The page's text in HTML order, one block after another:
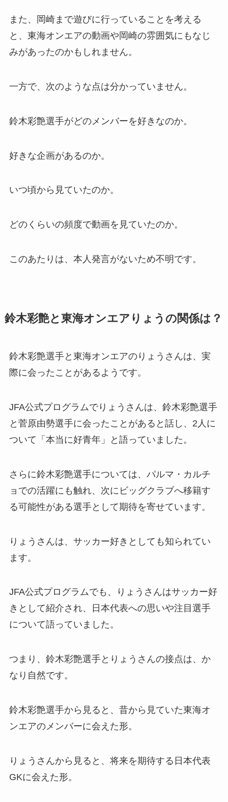
また、岡崎まで遊びに行っていることを考える
と、東海オンエアの動画や岡崎の雰囲気にもなじ
みがあったのかもしれません。
一方で、次のような点は分かっていません。
鈴木彩艶選手がどのメンバーを好きなのか。
好きな企画があるのか。
いつ頃から見ていたのか。
どのくらいの頻度で動画を見ていたのか。
このあたりは、本人発言がないため不明です。
鈴木彩艶と東海オンエアりょうの関係は？
鈴木彩艶選手と東海オンエアのりょうさんは、実
際に会ったことがあるようです。
JFA公式プログラムでりょうさんは、鈴木彩艶選手
と菅原由勢選手に会ったことがあると話し、2人に
ついて「本当に好青年」と語っていました。
さらに鈴木彩艶選手については、パルマ・カルチ
ョでの活躍にも触れ、次にビッグクラブへ移籍す
る可能性がある選手として期待を寄せています。
りょうさんは、サッカー好きとしても知られてい
ます。
JFA公式プログラムでも、りょうさんはサッカー好
きとして紹介され、日本代表への思いや注目選手
について語っていました。
つまり、鈴木彩艶選手とりょうさんの接点は、か
なり自然です。
鈴木彩艶選手から見ると、昔から見ていた東海オ
ンエアのメンバーに会えた形。
りょうさんから見ると、将来を期待する日本代表
GKに会えた形。